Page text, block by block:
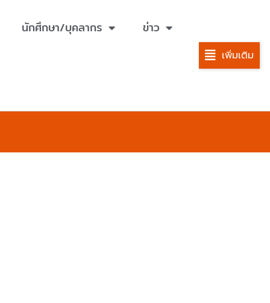
นักศึกษา/บุคลากร ข่าว
เพิ่มเติม